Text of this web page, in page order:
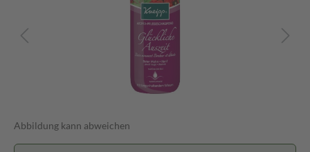
Abbildung kann abweichen